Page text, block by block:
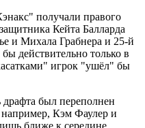
получали правого
Кейта Балларда
и Михала Грабнера и 25-й
действительно только в
игрок "ушёл" бы
был переполнен
Кэм Фаулер и
ближе к середине